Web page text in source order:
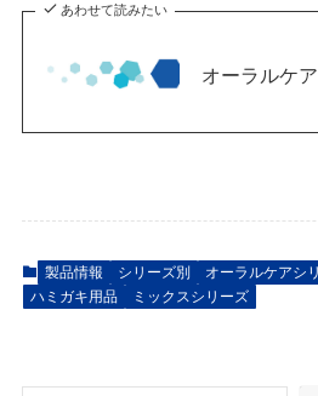
あわせて読みたい
オーラルケ
製品情報 シリーズ別 オーラルケアシ
ハミガキ用品
ミックスシリーズ